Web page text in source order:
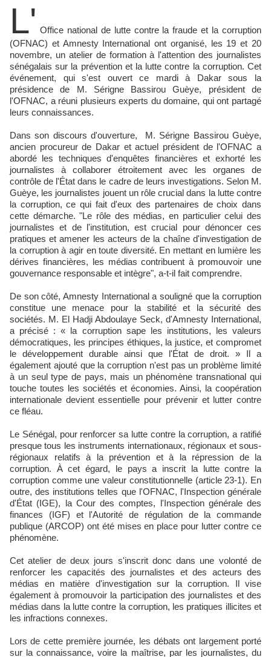
L' Office national de lutte contre la fraude et la corruption
(OFNAC) et Amnesty International ont organisé, les 19 et 20
novembre, un atelier de formation à l'attention des journalistes
sénégalais sur la prévention et la lutte contre la corruption. Cet
événement, qui s'est ouvert ce mardi à Dakar sous la
présidence de M. Sérigne Bassirou Guèye, président de
l'OFNAC, a réuni plusieurs experts du domaine, qui ont partagé
leurs connaissances.
Dans son discours d'ouverture, M. Sérigne Bassirou Guèye,
ancien procureur de Dakar et actuel président de l'OFNAC a
abordé les techniques d'enquêtes financières et exhorté les
journalistes à collaborer étroitement avec les organes de
contrôle de l'État dans le cadre de leurs investigations. Selon M.
Guèye, les journalistes jouent un rôle crucial dans la lutte contre
la corruption, ce qui fait d'eux des partenaires de choix dans
cette démarche. "Le rôle des médias, en particulier celui des
journalistes et de l'institution, est crucial pour dénoncer ces
pratiques et amener les acteurs de la chaîne d'investigation de
la corruption à agir en toute diversité. En mettant en lumière les
dérives financières, les médias contribuent à promouvoir une
gouvernance responsable et intègre", a-t-il fait comprendre.
De son côté, Amnesty International a souligné que la corruption
constitue une menace pour la stabilité et la sécurité des
sociétés. M. El Hadji Abdoulaye Seck, d'Amnesty International,
a précisé : « la corruption sape les institutions, les valeurs
démocratiques, les principes éthiques, la justice, et compromet
le développement durable ainsi que l'État de droit. » Il a
également ajouté que la corruption n'est pas un problème limité
à un seul type de pays, mais un phénomène transnational qui
touche toutes les sociétés et économies. Ainsi, la coopération
internationale devient essentielle pour prévenir et lutter contre
ce fléau.
Le Sénégal, pour renforcer sa lutte contre la corruption, a ratifié
presque tous les instruments internationaux, régionaux et sous-
régionaux relatifs à la prévention et à la répression de la
corruption. À cet égard, le pays a inscrit la lutte contre la
corruption comme une valeur constitutionnelle (article 23-1). En
outre, des institutions telles que l'OFNAC, l'Inspection générale
d'État (IGE), la Cour des comptes, l'Inspection générale des
finances (IGF) et l'Autorité de régulation de la commande
publique (ARCOP) ont été mises en place pour lutter contre ce
phénomène.
Cet atelier de deux jours s'inscrit donc dans une volonté de
renforcer les capacités des journalistes et des acteurs des
médias en matière d'investigation sur la corruption. Il vise
également à promouvoir la participation des journalistes et des
médias dans la lutte contre la corruption, les pratiques illicites et
les infractions connexes.
Lors de cette première journée, les débats ont largement porté
sur la connaissance, voire la maîtrise, par les journalistes, du